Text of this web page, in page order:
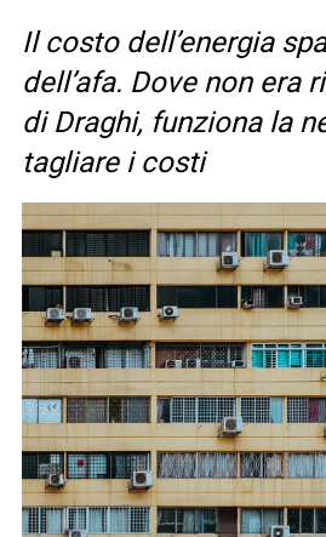
Il costo dell’energia
dell’afa. Dove non era
di Draghi, funziona la
tagliare i costi